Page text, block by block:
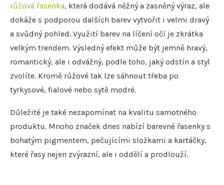
růžová řasenka, která dodává něžný a zasněný výraz, ale
dokáže s podporou dalších barev vytvořit i velmi dravý
a svůdný pohled. Využití barev na líčení očí je zkrátka
velkým trendem. Výsledný efekt může být jemně hravý,
romantický, ale i odvážný, podle toho, jaký odstín a styl
zvolíte. Kromě růžové tak lze sáhnout třeba po
tyrkysové, fialové nebo sytě modré.
Důležité je také nezapomínat na kvalitu samotného
produktu. Mnoho značek dnes nabízí barevné řasenky s
bohatým pigmentem, pečujícími složkami a kartáčky,
které řasy nejen zvýrazní, ale i oddělí a prodlouží.